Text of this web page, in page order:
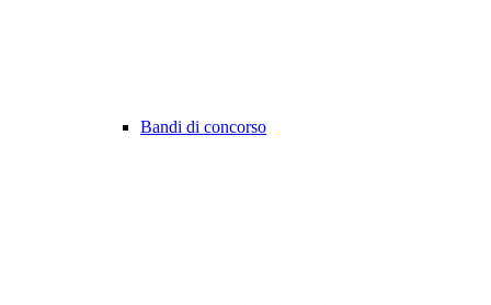
Bandi di concorso